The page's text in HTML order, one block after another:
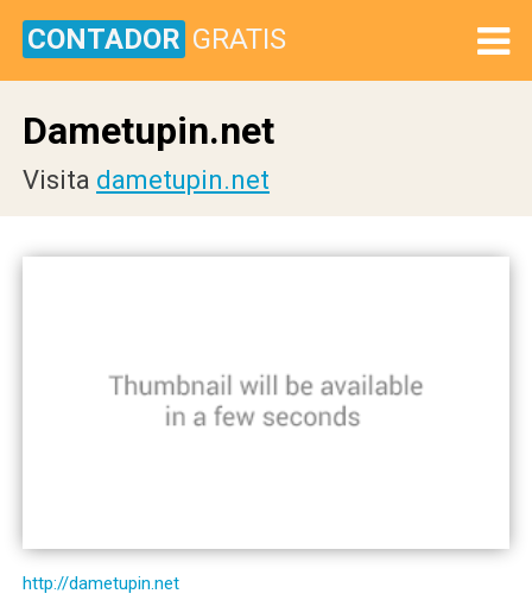
CONTADOR GRATIS
Dametupin.net
Visita dametupin.net
http://dametupin.net